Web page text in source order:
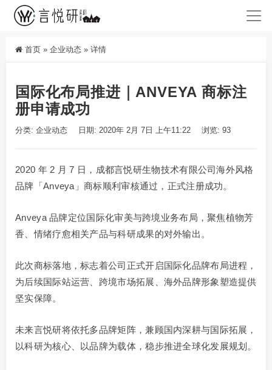
首页 » 企业动态 » 详情
国际化布局推进｜ANVEYA 商标注
册申请成功
分类: 企业动态 日期: 2020年 2月 7日 上午11:22 浏览: 93
2020 年 2 月 7 日，成都言悦研生物技术有限公司海外风格
品牌「Anveya」商标顺利审核通过，正式注册成功。
Anveya 品牌定位国际化审美与跨境业务布局，聚焦植物芳
香、情绪疗愈相关产品与科研成果的对外输出。
此次商标落地，标志着公司正式开启国际化品牌布局进程，
为后续国际站运营、跨境市场拓展、海外品牌形象塑造提供
坚实保障。
未来言悦研将依托多品牌矩阵，兼顾国内深耕与国际拓展，
以科研为核心、以品牌为载体，稳步推进全球化发展规划。